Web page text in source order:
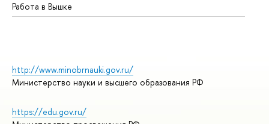
Работа в Вышке
http://www.minobrnauki.gov.ru/
Министерство науки и высшего образования РФ
https://edu.gov.ru/